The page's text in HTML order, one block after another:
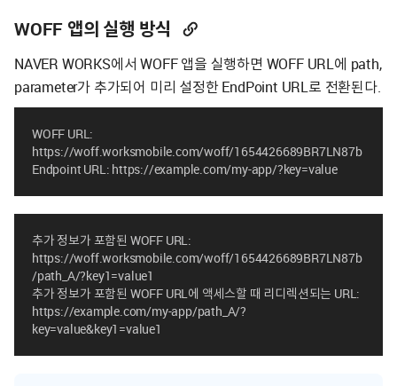
WOFF 앱의 실행 방식
NAVER WORKS에서 WOFF 앱을 실행하면 WOFF URL에 path,
parameter가 추가되어 미리 설정한 EndPoint URL로 전환된다.
WOFF URL:
https://woff.worksmobile.com/woff/1654426689BR7LN87b
Endpoint URL: https://example.com/my-app/?key=value
추가 정보가 포함된 WOFF URL:
https://woff.worksmobile.com/woff/1654426689BR7LN87b
/path_A/?key1=value1
추가 정보가 포함된 WOFF URL에 액세스할 때 리디렉션되는 URL:
https://example.com/my-app/path_A/?
key=value&key1=value1